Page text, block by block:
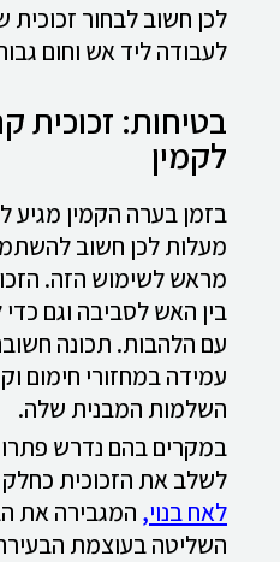
לכן חשוב לבחור
לעבודה ליד אש וחום
לקמין
מעלות לכן חשוב
מראש לשימוש הזה.
בין האש לסביבה וגם
עם הלהבות. תכונה
עמידה במחזורי חימום
השלמות המבנית שלה.
במקרים בהם נדרש
לשלב את הזכוכית כחלק
לאח בנוי, המגבירה את
השליטה בעוצמת